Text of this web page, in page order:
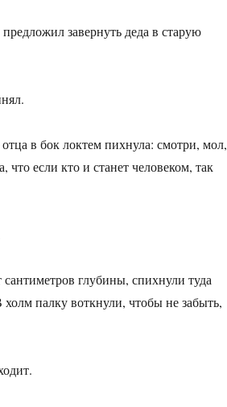
завернуть деда в старую
в бок локтем пихнула: смотри, мол,
что если кто и станет человеком, так
глубины, спихнули туда
палку воткнули, чтобы не забыть,